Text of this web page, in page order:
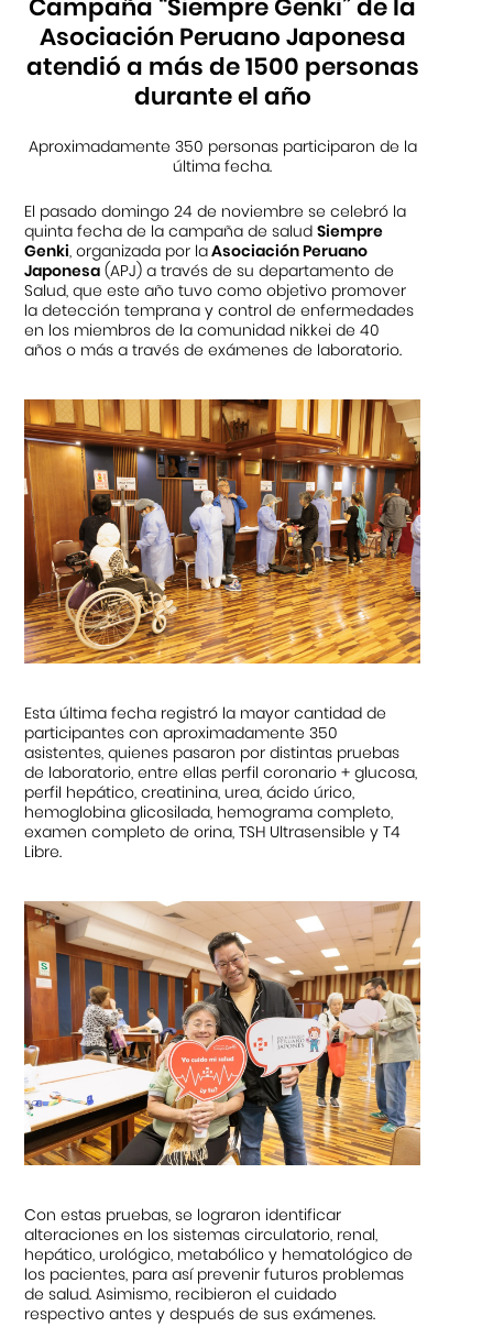
Asociación Peruano Japonesa
atendió a más de 1500 personas
durante el año
Aproximadamente 350 personas participaron de la
última fecha.
El pasado domingo 24 de noviembre se celebró la
quinta fecha de la campaña de saludSiempre
Genki, organizada por laAsociación Peruano
Japonesa (APJ) a través de su departamento de
Salud, que este año tuvo como objetivo promover
la detección temprana y control de enfermedades
en los miembros de la comunidad nikkei de 40
años o más a través de exámenes de laboratorio.
Esta última fecha registró la mayor cantidad de
participantes con aproximadamente 350
asistentes, quienes pasaron por distintas pruebas
de laboratorio, entre ellas perfil coronario + glucosa,
perfil hepático, creatinina, urea, ácido úrico,
hemoglobina glicosilada, hemograma completo,
examen completo de orina, TSH Ultrasensible y T4
Libre.
Con estas pruebas, se lograron identificar
alteraciones en los sistemas circulatorio, renal,
hepático, urológico, metabólico y hematológico de
los pacientes, para así prevenir futuros problemas
de salud. Asimismo, recibieron el cuidado
respectivo antes y después de sus exámenes.